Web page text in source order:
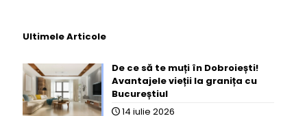
Ultimele Articole
De ce să te muți în Dobroiești!
Avantajele vieții la granița cu
Bucureștiul
14 iulie 2026